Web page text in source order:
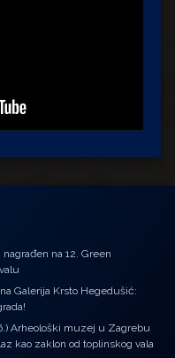
nagrađen na 12. Green
Galerija Krsto Hegedušić:
Arheološki muzej u Zagrebu
kao zaklon od toplinskog vala